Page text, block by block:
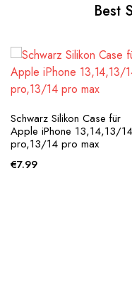
Best
Schwarz Silikon Case für
Apple iPhone 13,14,13/14
pro,13/14 pro max
€7.99